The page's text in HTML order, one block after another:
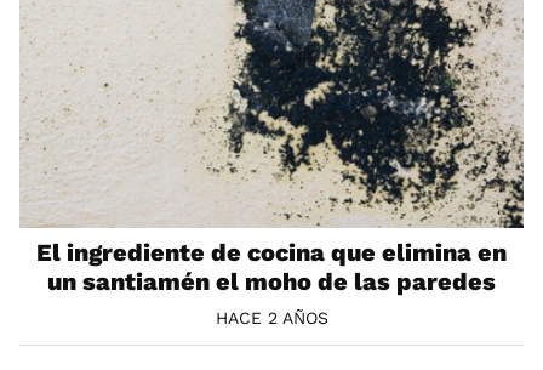
El ingrediente de cocina que elimina en
un santiamén el moho de las paredes
HACE 2 AÑOS